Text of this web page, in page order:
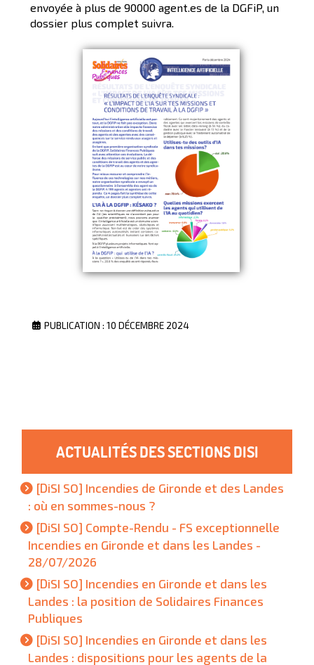
envoyée à plus de 90000 agent.es de la DGFiP, un
dossier plus complet suivra.
PUBLICATION : 10 DÉCEMBRE 2024
ACTUALITÉS DES SECTIONS DISI
[DiSI SO] Incendies de Gironde et des Landes
: où en sommes-nous ?
[DiSI SO] Compte-Rendu - FS exceptionnelle
Incendies en Gironde et dans les Landes -
28/07/2026
[DiSI SO] Incendies en Gironde et dans les
Landes : la position de Solidaires Finances
Publiques
[DiSI SO] Incendies en Gironde et dans les
Landes : dispositions pour les agents de la